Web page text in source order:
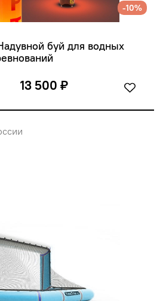
-10%
буй для водных
13 500 ₽